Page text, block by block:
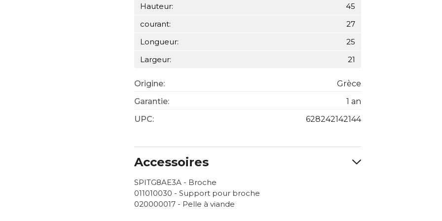
Hauteur:
45
courant:
27
Longueur:
25
Largeur:
21
Origine:
Grèce
Garantie:
1 an
UPC:
628242142144
Accessoires
SPITG8AE3A - Broche
011010030 - Support pour broche
020000017 - Pelle à viande